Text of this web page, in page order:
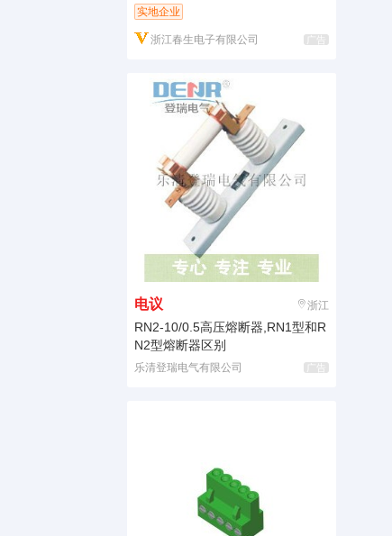
实地企业
浙江春生电子有限公司 广告
电议 浙江
RN2-10/0.5高压熔断器,RN1型和R
N2型熔断器区别
乐清登瑞电气有限公司 广告